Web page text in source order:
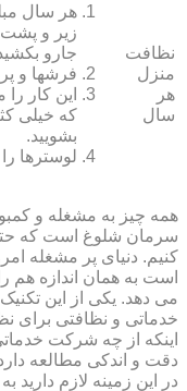
نظافت
منزل
هر
سال
هر سال
زیر و پشت
جارو
فرش‏ها و
این کار
که خیلی
بشویید.
لوسترها
همه چیز به مشغله و
سرمان شلوغ است که
کنیم. دنیای پر مشغله
است به همان اندازه هم
می دهد. یکی از این
خدماتی و نظافتی برای
اینکه از چه شرکت
دقت و اندکی مطالعه
در این زمینه لازم دارید